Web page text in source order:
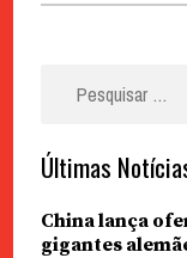
Últimas
China lança
gigantes